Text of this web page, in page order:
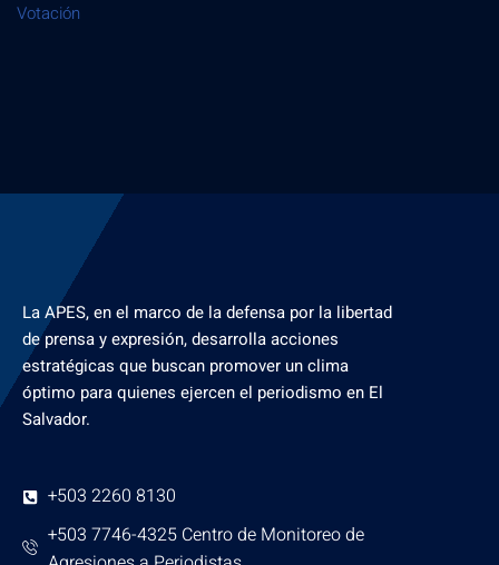
Votación
La APES, en el marco de la defensa por la libertad
de prensa y expresión, desarrolla acciones
estratégicas que buscan promover un clima
óptimo para quienes ejercen el periodismo en El
Salvador.
+503 2260 8130
+503 7746-4325 Centro de Monitoreo de